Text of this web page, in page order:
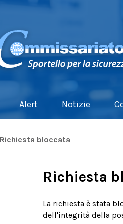
Alert Notizie
Richiesta bloccata
Richiesta
La richiesta è stata
dell'integrità della